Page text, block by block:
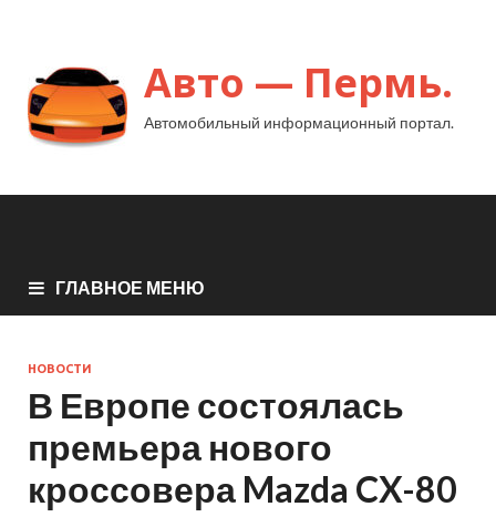
Авто — Пермь.
Автомобильный информационный портал.
ГЛАВНОЕ МЕНЮ
НОВОСТИ
В Европе состоялась
премьера нового
кроссовера Mazda CX-80